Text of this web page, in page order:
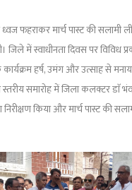
फहराकर मार्च पास्ट की सलामी
जिले में स्वाधीनता दिवस पर विविध
हर्ष, उमंग और उत्साह से
समारोह में जिला कलक्टर डाॅ भंवर
किया और मार्च पास्ट की